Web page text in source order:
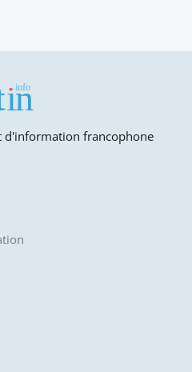
d'information francophone